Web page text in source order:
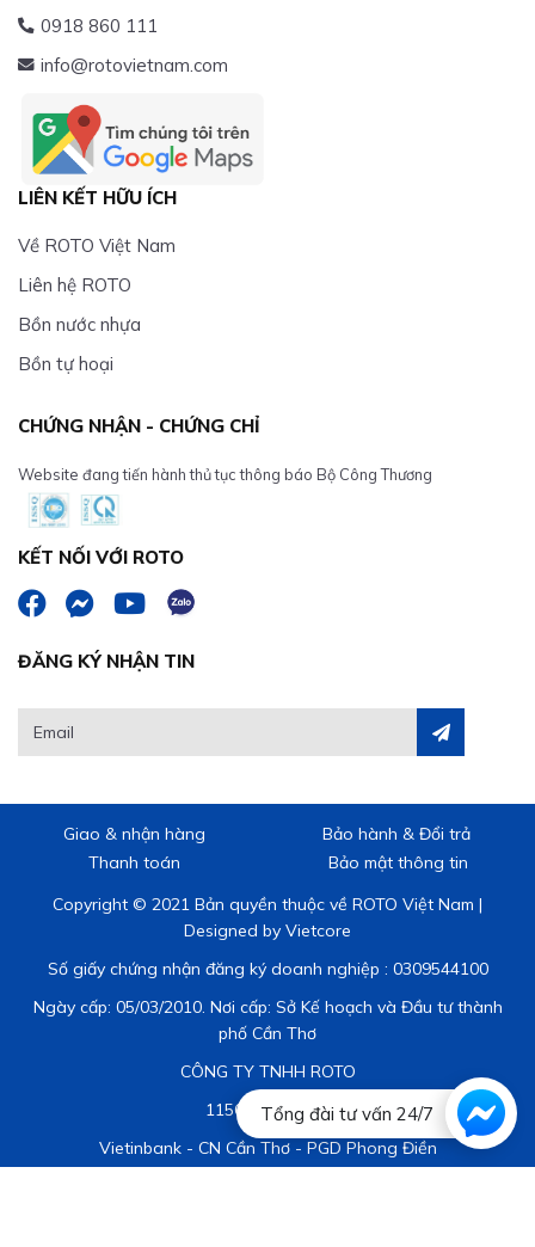
0918 860 111
info@rotovietnam.com
LIÊN KẾT HỮU ÍCH
Về ROTO Việt Nam
Liên hệ ROTO
Bồn nước nhựa
Bồn tự hoại
CHỨNG NHẬN - CHỨNG CHỈ
Website đang tiến hành thủ tục thông báo Bộ Công Thương
KẾT NỐI VỚI ROTO
ĐĂNG KÝ NHẬN TIN
Giao & nhận hàng
Bảo hành & Đổi trả
Thanh toán
Bảo mật thông tin
Copyright © 2021 Bản quyền thuộc về ROTO Việt Nam |
Designed by Vietcore
Số giấy chứng nhận đăng ký doanh nghiệp : 0309544100
Ngày cấp: 05/03/2010. Nơi cấp: Sở Kế hoạch và Đầu tư thành
phố Cần Thơ
CÔNG TY TNHH ROTO
1156 0287 2888
Vietinbank - CN Cần Thơ - PGD Phong Điền
Tổng đài tư vấn 24/7